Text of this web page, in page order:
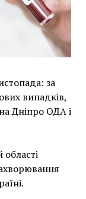
за
випадків,
Дніпро ОДА і